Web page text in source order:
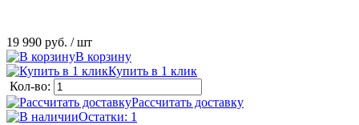
19 990 руб. / шт
В корзину
Купить в 1 клик
Кол-во:
Рассчитать доставку
Остатки: 1